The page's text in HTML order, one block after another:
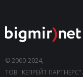
© 2000-2024,
ТОВ "КЕПРЕЙТ ПАРТНЕРС".